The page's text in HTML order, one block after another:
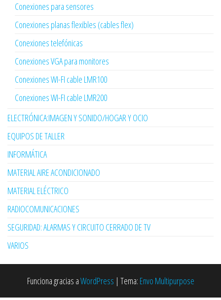
Conexiones para sensores
Conexiones planas flexibles (cables flex)
Conexiones telefónicas
Conexiones VGA para monitores
Conexiones WI-FI cable LMR100
Conexiones WI-FI cable LMR200
ELECTRÓNICA:IMAGEN Y SONIDO/HOGAR Y OCIO
EQUIPOS DE TALLER
INFORMÁTICA
MATERIAL AIRE ACONDICIONADO
MATERIAL ELÉCTRICO
RADIOCOMUNICACIONES
SEGURIDAD: ALARMAS Y CIRCUITO CERRADO DE TV
VARIOS
Funciona gracias aWordPress | Tema: Envo Multipurpose